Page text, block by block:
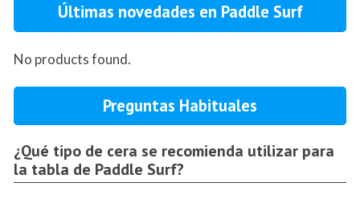
Últimas novedades en Paddle Surf
No products found.
Preguntas Habituales
¿Qué tipo de cera se recomienda utilizar para
la tabla de Paddle Surf?